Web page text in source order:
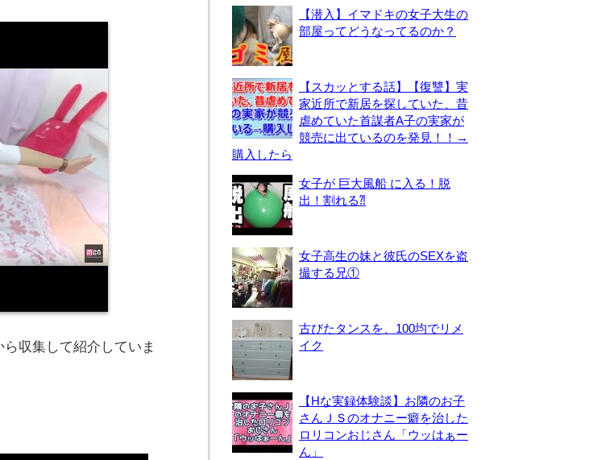
収集して紹介していま
【潜入】イマドキの女子大生の
部屋ってどうなってるのか？
【スカッとする話】【復讐】実
家近所で新居を探していた、昔
虐めていた首謀者A子の実家が
競売に出ているのを発見！！→
購入したら
女子が 巨大風船 に入る！脱
出！割れる⁈
女子高生の妹と彼氏のSEXを盗
撮する兄①
古びたタンスを、100均でリメ
イク
【Hな実録体験談】お隣のお子
さんＪＳのオナニー癖を治した
ロリコンおじさん「ウッはぁー
ん」